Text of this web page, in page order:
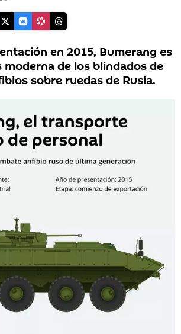
en 2015, Bumerang es
moderna de los blindados de
sobre ruedas de Rusia.